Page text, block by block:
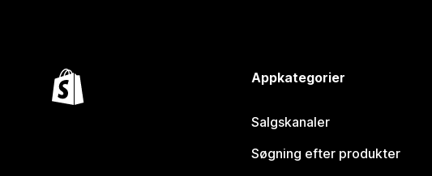
Appkategorier
Salgskanaler
Søgning efter produkter